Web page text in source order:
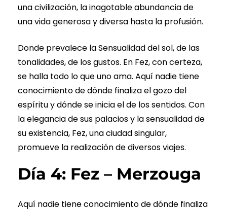
una civilización, la inagotable abundancia de
una vida generosa y diversa hasta la profusión.
Donde prevalece la Sensualidad del sol, de las
tonalidades, de los gustos. En Fez, con certeza,
se halla todo lo que uno ama. Aquí nadie tiene
conocimiento de dónde finaliza el gozo del
espíritu y dónde se inicia el de los sentidos. Con
la elegancia de sus palacios y la sensualidad de
su existencia, Fez, una ciudad singular,
promueve la realización de diversos viajes.
Día 4: Fez – Merzouga
Aquí nadie tiene conocimiento de dónde finaliza